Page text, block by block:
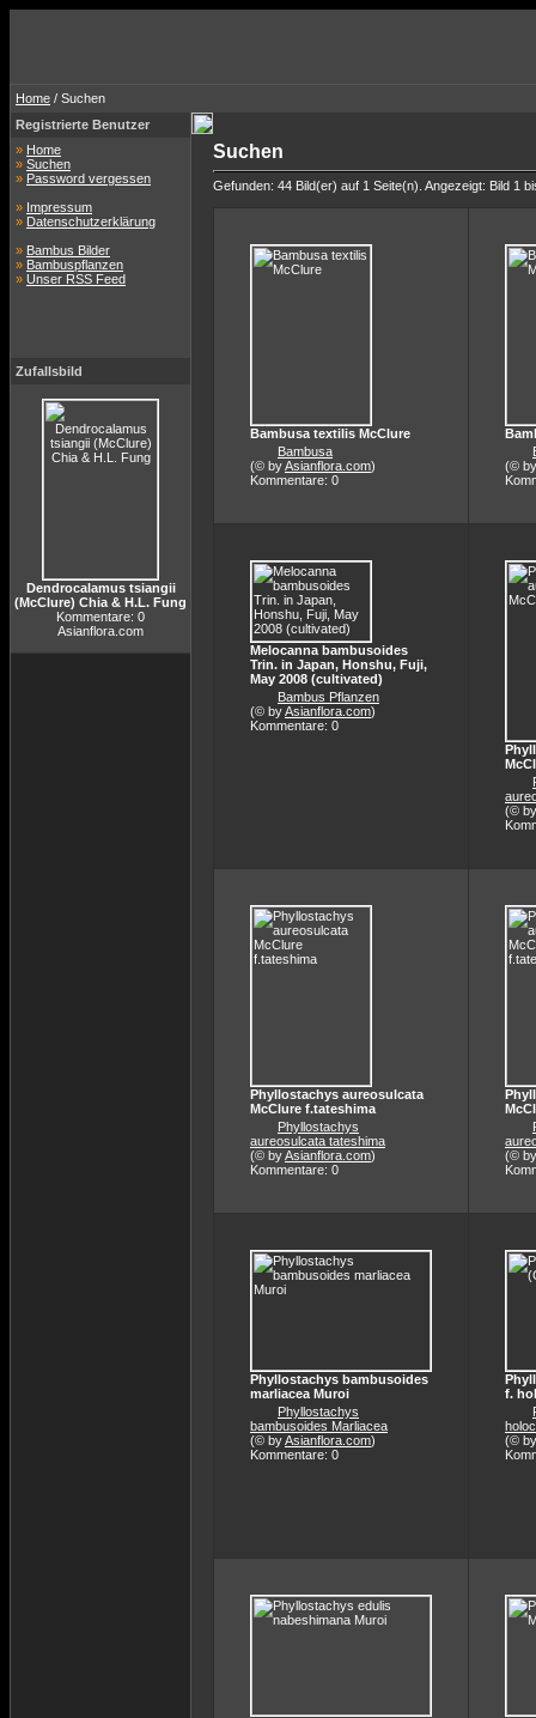
Home / Suchen
Registrierte Benutzer
» Home
» Suchen
» Password vergessen
» Impressum
» Datenschutzerklärung
» Bambus Bilder
» Bambuspflanzen
» Unser RSS Feed
Zufallsbild
Dendrocalamus tsiangii
(McClure) Chia & H.L. Fung
Kommentare: 0
Asianflora.com
Suchen
Gefunden: 44 Bild(er) auf 1 Seite(n). Angezeigt: Bild 1
Bambusa textilis McClure
Bambusa
(© byAsianflora.com)
Kommentare: 0
(©
Melocanna bambusoides
Trin. in Japan, Honshu, Fuji,
May 2008 (cultivated)
Bambus Pflanzen
(© byAsianflora.com)
Kommentare: 0
(©
Phyllostachys aureosulcata
McClure f.tateshima
Phyllostachys
aureosulcata tateshima
(© byAsianflora.com)
Kommentare: 0
(©
Phyllostachys bambusoides
marliacea Muroi
Phyllostachys
bambusoides Marliacea
(© byAsianflora.com)
Kommentare: 0
f.
(©